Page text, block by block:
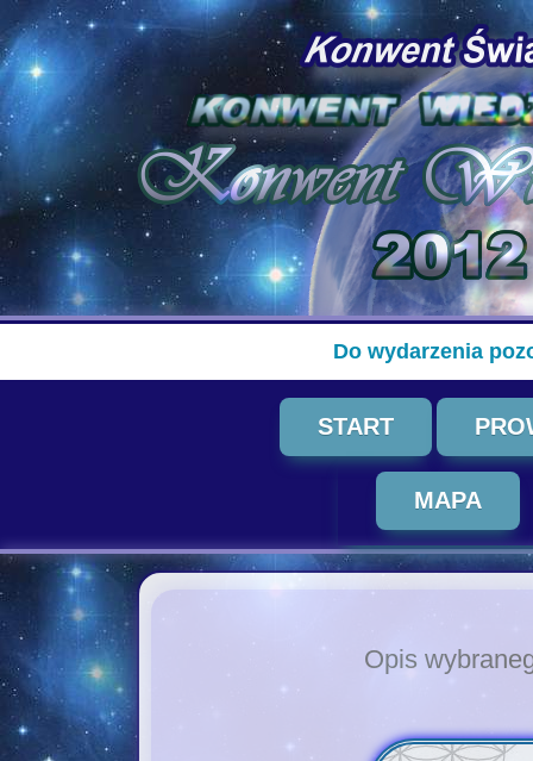
Do wydarzenia
START
MAPA
Opis